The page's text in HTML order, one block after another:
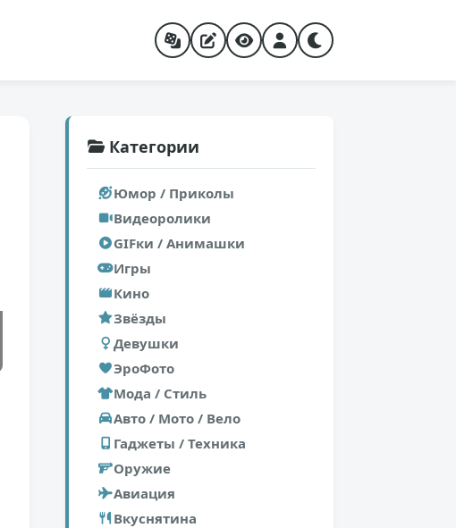
Категории
Юмор / Приколы
Видеоролики
GIFки / Анимашки
Игры
Кино
Звёзды
Девушки
ЭроФото
Мода / Стиль
Авто / Мото / Вело
Гаджеты / Техника
Оружие
Авиация
Вкуснятина